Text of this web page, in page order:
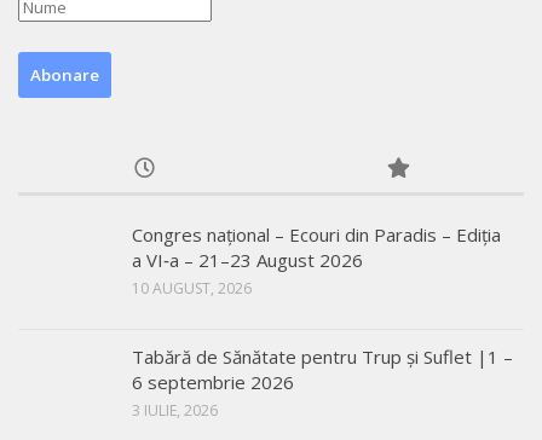
Congres național – Ecouri din Paradis – Ediția
a VI‑a – 21–23 August 2026
10 AUGUST, 2026
Tabără de Sănătate pentru Trup și Suflet |1 –
6 septembrie 2026
3 IULIE, 2026